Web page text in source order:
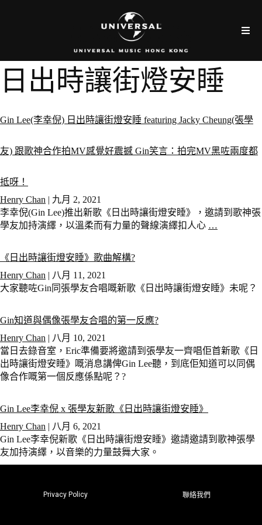
日出時讓街燈安睡
Gin Lee(李幸倪) 日出時讓街燈安睡 featuring Jacky Cheung(張學
友) 跟歌神合作拍MV感覺好震撼 Gin笑言：拍完MV黑咗兩度都
抵呀！
Henry Chan | 九月 2, 2021
李幸倪(Gin Lee)推出新歌《日出時讓街燈安睡》，邀請到歌神張
學友加持演繹，以溫柔而有力量的聲線演繹扣人心 …
《日出時讓街燈安睡》歌曲解構?
Henry Chan | 八月 11, 2021
大家聽咗Gin同張學友合唱嘅新歌《日出時讓街燈安睡》未呢？
Gin知道與偶像張學友合唱的第一反應?
Henry Chan | 八月 10, 2021
當日去錄音室，Eric準備要將邀請到張學友一齊唱佢首新歌《日
出時讓街燈安睡》嘅消息講俾Gin Lee聽，到底佢知道可以同偶
像合作嘅第一個反應係點呢？?
Gin Lee李幸倪 x 張學友新歌《日出時讓街燈安睡》
Henry Chan | 八月 6, 2021
Gin Lee李幸倪新歌《日出時讓街燈安睡》邀請邀請到歌神張學
友加持演繹，以音樂的力量鼓舞大家。
Privacy Policy 聯絡我們